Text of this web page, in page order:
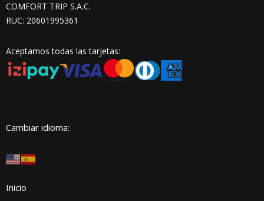
COMFORT TRIP S.A.C.
RUC: 20601995361
Aceptamos todas las tarjetas:
Cambiar idioma:
Inicio